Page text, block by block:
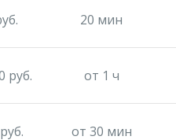
20 мин
руб. от 1 ч
от 30 мин